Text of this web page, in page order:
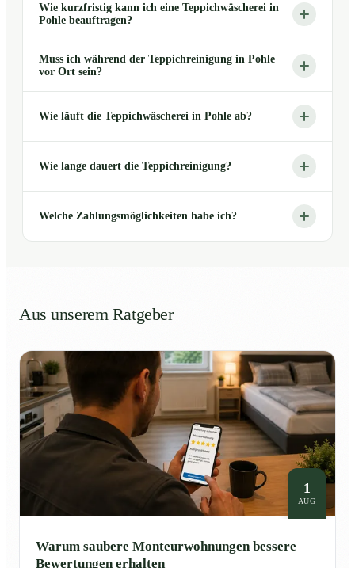
Wie kurzfristig kann ich eine Teppichwäscherei in
Pohle beauftragen?
Muss ich während der Teppichreinigung in Pohle
vor Ort sein?
Wie läuft die Teppichwäscherei in Pohle ab?
Wie lange dauert die Teppichreinigung?
Welche Zahlungsmöglichkeiten habe ich?
Aus unserem Ratgeber
1
AUG
Warum saubere Monteurwohnungen bessere
Bewertungen erhalten